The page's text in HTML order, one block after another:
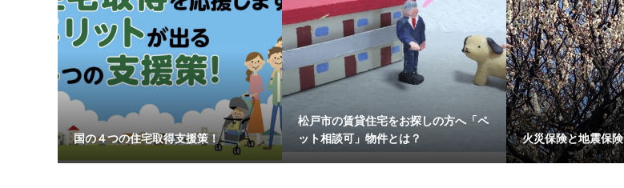
国の４つの住宅取得支援策！
松戸市の賃貸住宅をお探しの方へ「ペ
ット相談可」物件とは？
火災保険と地震保険